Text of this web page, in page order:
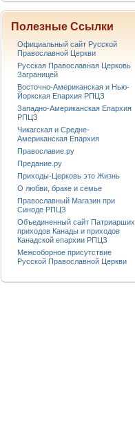
Полезные Ссылки
Официальный сайт Русской
Православной Церкви
Русская Православная Церковь
Заграницей
Восточно-Американская и Нью-
Йоркская Епархия РПЦЗ
Западно-Американская Епархия
РПЦЗ
Чикагская и Средне-
Американская Епархия
Православие.ру
Предание.ру
Приходы-Церковь это Жизнь
О любви, браке и семье
Православный Магазин при
Синоде РПЦЗ
Объединенный сайт Патриарших
приходов Канады и приходов
Канадской епархии РПЦЗ
Межсоборное присутствие
Русской Православной Церкви